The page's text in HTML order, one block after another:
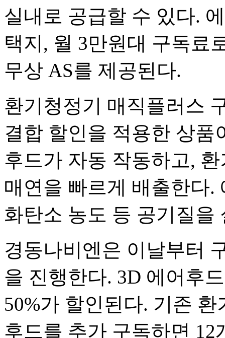
실내로 공급할 수 있다.
택지, 월 3만원대 구독료
무상 AS를 제공된다.
환기청정기 매직플러스
결합 할인을 적용한 상품
후드가 자동 작동하고,
매연을 빠르게 배출한다.
화탄소 농도 등 공기질을
경동나비엔은 이날부터
을 진행한다. 3D 에어후
50%가 할인된다. 기존
후드를 추가 구독하면 12